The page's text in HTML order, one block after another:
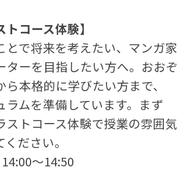
トコース体験】
とで将来を考えたい、マンガ家
ターを目指したい方へ。おおぞ
本格的に学びたい方まで、
ラムを準備しています。まず
ストコース体験で授業の雰囲気
ださい。
～14:50